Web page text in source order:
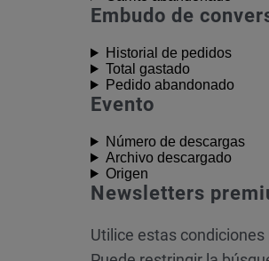
Embudo de
Historial de pedidos
Total gastado
Pedido abandonado
Evento
Número de descargas
Archivo descargado
Origen
Newsletters
Utilice estas